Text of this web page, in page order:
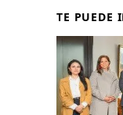
TE PUEDE